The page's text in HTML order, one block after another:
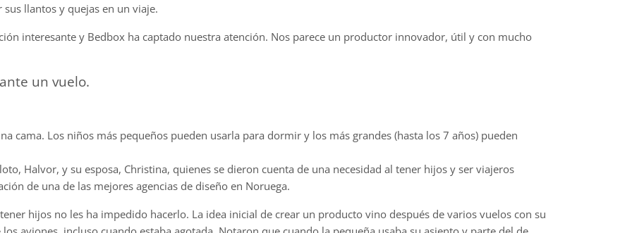
llantos y quejas en un viaje.
interesante y Bedbox ha captado nuestra atención. Nos parece un productor innovador, útil y con mucho
un vuelo.
cama. Los niños más pequeños pueden usarla para dormir y los más grandes (hasta los 7 años) pueden
Halvor, y su esposa, Christina, quienes se dieron cuenta de una necesidad al tener hijos y ser viajeros
de una de las mejores agencias de diseño en Noruega.
hijos no les ha impedido hacerlo. La idea inicial de crear un producto vino después de varios vuelos con su